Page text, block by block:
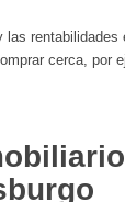
rentabilidades
cerca, por